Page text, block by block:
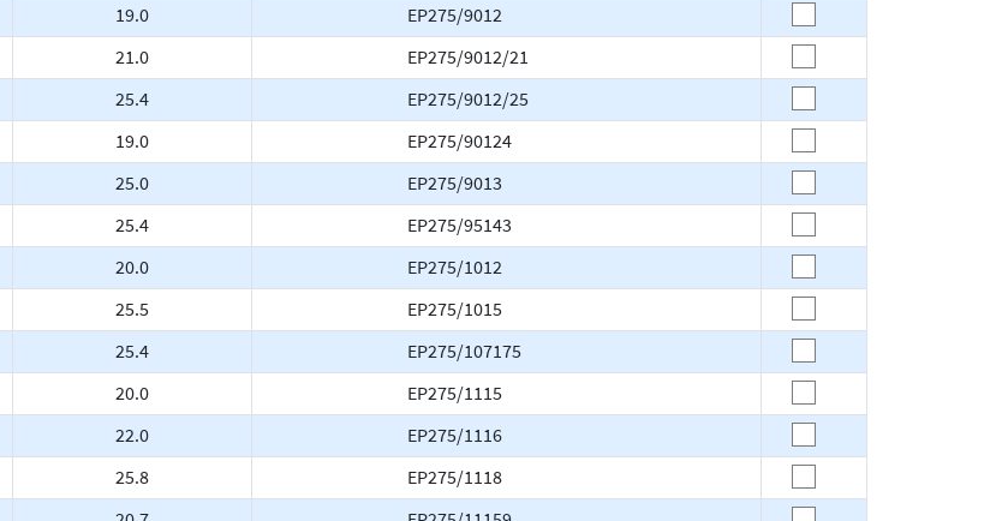
19.0
EP275/9012
21.0
EP275/9012/21
25.4
EP275/9012/25
19.0
EP275/90124
25.0
EP275/9013
25.4
EP275/95143
20.0
EP275/1012
25.5
EP275/1015
25.4
EP275/107175
20.0
EP275/1115
22.0
EP275/1116
25.8
EP275/1118